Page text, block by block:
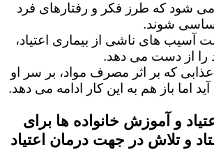
شود که طرز فکر و رفتارهای فرد
اساسی شوند.
آسیب های ناشی از بیماری اعتیاد،
از دست می دهد.
عذابی که بر اثر مصرف مواد، بر سر او
اما باز هم به این کار ادامه می دهد.
و آموزش خانواده ها برای
و تلاش در جهت درمان اعتیاد